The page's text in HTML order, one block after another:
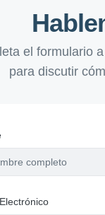
el formulario
para discutir